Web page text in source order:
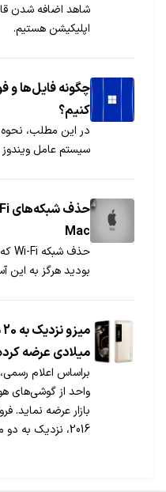
اپلیکیشن هستیم.
کنیم؟
در این مطلب، نحوه
سیستم عامل ویندوز ۱۱ را به شما نمایش خواهیم داد.
Mac
بودید هرگز به این
میلادی عرضه
بازار عرضه نماید.
2016، نزدیک به دو میلیون واحد کاهش یافته است.